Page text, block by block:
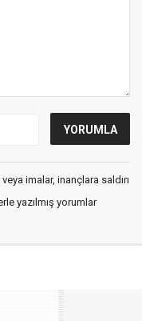
imalar, inançlara saldırı
yazılmış yorumlar